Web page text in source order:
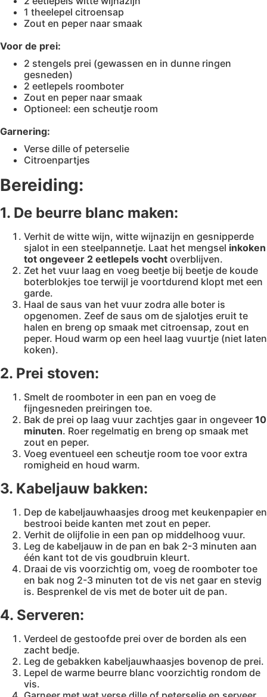
1 theelepel citroensap
Zout en peper naar smaak
Voor de prei:
2 stengels prei (gewassen en in dunne ringen
gesneden)
2 eetlepels roomboter
Zout en peper naar smaak
Optioneel: een scheutje room
Garnering:
Verse dille of peterselie
Citroenpartjes
Bereiding:
1. De beurre blanc maken:
Verhit de witte wijn, witte wijnazijn en gesnipperde
sjalot in een steelpannetje. Laat het mengsel inkoken
tot ongeveer 2 eetlepels vocht overblijven.
Zet het vuur laag en voeg beetje bij beetje de koude
boterblokjes toe terwijl je voortdurend klopt met een
garde.
Haal de saus van het vuur zodra alle boter is
opgenomen. Zeef de saus om de sjalotjes eruit te
halen en breng op smaak met citroensap, zout en
peper. Houd warm op een heel laag vuurtje (niet laten
koken).
2. Prei stoven:
Smelt de roomboter in een pan en voeg de
fijngesneden preiringen toe.
Bak de prei op laag vuur zachtjes gaar in ongeveer 10
minuten. Roer regelmatig en breng op smaak met
zout en peper.
Voeg eventueel een scheutje room toe voor extra
romigheid en houd warm.
3. Kabeljauw bakken:
Dep de kabeljauwhaasjes droog met keukenpapier en
bestrooi beide kanten met zout en peper.
Verhit de olijfolie in een pan op middelhoog vuur.
Leg de kabeljauw in de pan en bak 2-3 minuten aan
één kant tot de vis goudbruin kleurt.
Draai de vis voorzichtig om, voeg de roomboter toe
en bak nog 2-3 minuten tot de vis net gaar en stevig
is. Besprenkel de vis met de boter uit de pan.
4. Serveren:
Verdeel de gestoofde prei over de borden als een
zacht bedje.
Leg de gebakken kabeljauwhaasjes bovenop de prei.
Lepel de warme beurre blanc voorzichtig rondom de
vis.